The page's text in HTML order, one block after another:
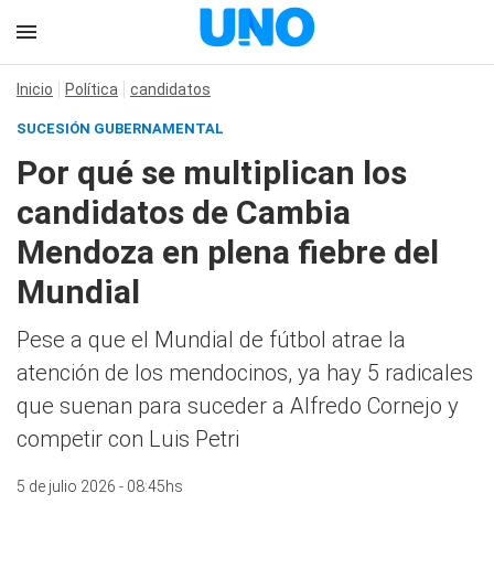
Inicio Política candidatos
SUCESIÓN GUBERNAMENTAL
Por qué se multiplican los
candidatos de Cambia
Mendoza en plena fiebre del
Mundial
Pese a que el Mundial de fútbol atrae la
atención de los mendocinos, ya hay 5 radicales
que suenan para suceder a Alfredo Cornejo y
competir con Luis Petri
5 de julio 2026 - 08:45hs